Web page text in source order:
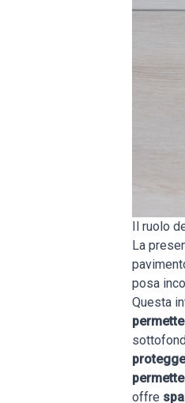
Il ruolo
La
posa
Questa
offre